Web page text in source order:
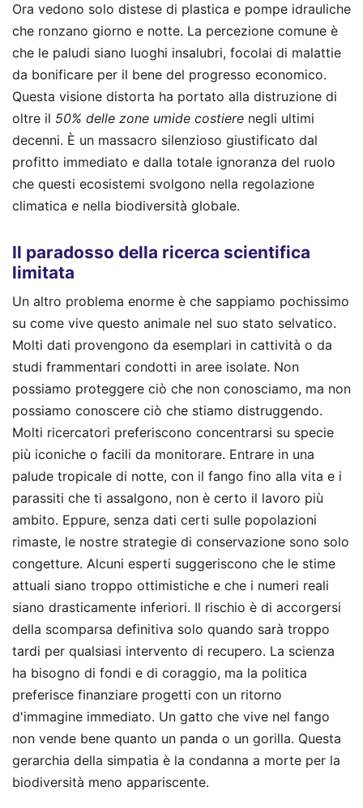
Ora vedono solo distese di plastica e pompe idrauliche
che ronzano giorno e notte. La percezione comune è
che le paludi siano luoghi insalubri, focolai di malattie
da bonificare per il bene del progresso economico.
Questa visione distorta ha portato alla distruzione di
oltre il 50% delle zone umide costiere negli ultimi
decenni. È un massacro silenzioso giustificato dal
profitto immediato e dalla totale ignoranza del ruolo
che questi ecosistemi svolgono nella regolazione
climatica e nella biodiversità globale.
Il paradosso della ricerca scientifica
limitata
Un altro problema enorme è che sappiamo pochissimo
su come vive questo animale nel suo stato selvatico.
Molti dati provengono da esemplari in cattività o da
studi frammentari condotti in aree isolate. Non
possiamo proteggere ciò che non conosciamo, ma non
possiamo conoscere ciò che stiamo distruggendo.
Molti ricercatori preferiscono concentrarsi su specie
più iconiche o facili da monitorare. Entrare in una
palude tropicale di notte, con il fango fino alla vita e i
parassiti che ti assalgono, non è certo il lavoro più
ambito. Eppure, senza dati certi sulle popolazioni
rimaste, le nostre strategie di conservazione sono solo
congetture. Alcuni esperti suggeriscono che le stime
attuali siano troppo ottimistiche e che i numeri reali
siano drasticamente inferiori. Il rischio è di accorgersi
della scomparsa definitiva solo quando sarà troppo
tardi per qualsiasi intervento di recupero. La scienza
ha bisogno di fondi e di coraggio, ma la politica
preferisce finanziare progetti con un ritorno
d'immagine immediato. Un gatto che vive nel fango
non vende bene quanto un panda o un gorilla. Questa
gerarchia della simpatia è la condanna a morte per la
biodiversità meno appariscente.